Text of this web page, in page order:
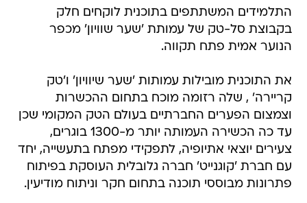
התלמידים המשתתפים בתוכנית לוקחים חלק
בקבוצת סל-טק של עמותת 'שער שוויון' מכפר
הנוער אמית פתח תקווה.
את התוכנית מובילות עמותות 'שער שיוויון' ו'טק
קריירה' , שלה רזומה מוכח בתחום ההכשרות
וצמצום הפערים החברתיים בעולם הטק המקומי שכן
עד כה הכשירה העמותה יותר מ-1300 בוגרים,
צעירים יוצאי אתיופיה, לתפקידי מפתח בתעשייה, יחד
עם חברת 'קוגנייט' חברה גלובלית העוסקת בפיתוח
פתרונות מבוססי תוכנה בתחום חקר וניתוח מודיעין.